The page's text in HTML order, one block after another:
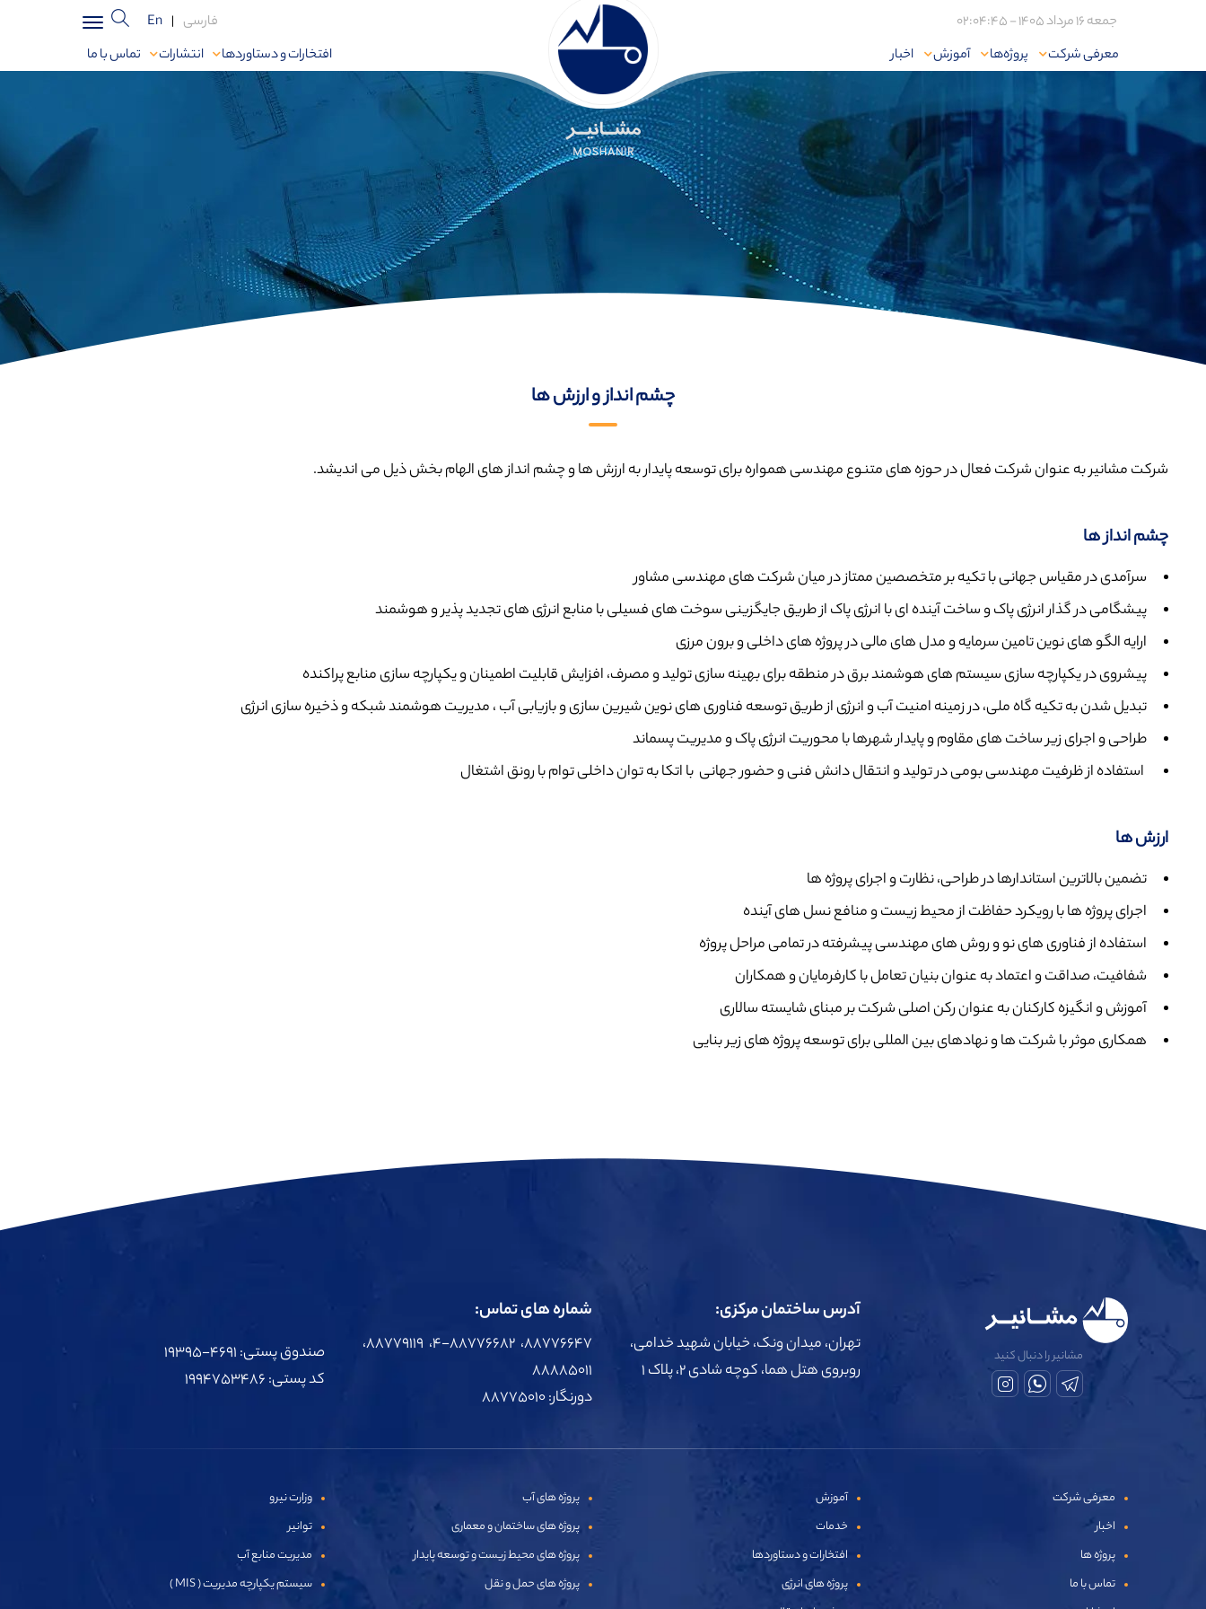
En | فارسی
جمعه 16 مرداد 1405 - 02:04:45
معرفی شرکت
پروژه‌ها آموزش اخبار تماس با ما انتشارات افتخارات و دستاوردها خانه معرفی شرکت چشم انداز و ارزش ها
چشم انداز و ارزش ها
شرکت مشانیر به عنوان شرکت فعال در حوزه های متنوع مهندسی همواره برای توسعه پایدار به ارزش ها و چشم انداز های الهام بخش ذیل می اندیشد.
چشم انداز ها
سرآمدی در مقیاس جهانی با تکیه بر متخصصین ممتاز در میان شرکت های مهندسی مشاور
پیشگامی در گذار انرژی پاک و ساخت آینده ای با انرژی پاک از طریق جایگزینی سوخت های فسیلی با منابع انرژی های تجدید پذیر و هوشمند
ارایه الگو های نوین تامین سرمایه و مدل های مالی در پروژه های داخلی و برون مرزی
پیشروی در یکپارچه سازی سیستم های هوشمند برق در منطقه برای بهینه سازی تولید و مصرف، افزایش قابلیت اطمینان و یکپارچه سازی منابع پراکنده
تبدیل شدن به تکیه گاه ملی، در زمینه امنیت آب و انرژی از طریق توسعه فناوری های نوین شیرین سازی و بازیابی آب ، مدیریت هوشمند شبکه و ذخیره سازی انرژی
طراحی و اجرای زیر ساخت های مقاوم و پایدار شهرها با محوریت انرژی پاک و مدیریت پسماند
استفاده از ظرفیت مهندسی بومی در تولید و انتقال دانش فنی و حضور جهانی با اتکا به توان داخلی توام با رونق اشتغال
ارزش ها
تضمین بالاترین استاندارها در طراحی، نظارت و اجرای پروژه ها
اجرای پروژه ها با رویکرد حفاظت از محیط زیست و منافع نسل های آینده
استفاده از فناوری های نو و روش های مهندسی پیشرفته در تمامی مراحل پروژه
شفافیت، صداقت و اعتماد به عنوان بنیان تعامل با کارفرمایان و همکاران
آموزش و انگیزه کارکنان به عنوان رکن اصلی شرکت بر مبنای شایسته سالاری
همکاری موثر با شرکت ها و نهادهای بین المللی برای توسعه پروژه های زیر بنایی
مشانیر را دنبال کنید
آدرس ساختمان مرکزی:
تهران، میدان ونک، خیابان شهید خدامی،
روبروی هتل هما، کوچه شادی 2، پلاک 1
شماره های تماس:
۸۸۷۷۶۶۴۷، ۴-۸۸۷۷۶۶۸۲، ۸۸۷۷۹۱۱۹،
۸۸۸۸۵۰۱۱
دورنگار: ۸۸۷۷۵۰۱۰
صندوق پستی: ۴۶۹۱-۱۹۳۹۵
کد پستی: ۱۹۹۴۷۵۳۴۸۶
معرفی شرکت
اخبار
پروژه ها
تماس با ما
آموزش
خدمات
افتخارات و دستاوردها
پروژه های انرژی
پروژه های آب
پروژه های ساختمان و معماری
پروژه های محیط زیست و توسعه پایدار
پروژه های حمل و نقل
وزارت نیرو
توانیر
مدیریت منابع آب
سیستم یکپارچه مدیریت ( MIS )